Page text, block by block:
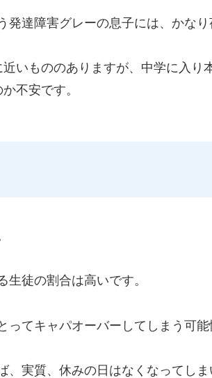
達障害グレーの息子には、かなり
いもののありますが、中学に入り
不安です。
徒の割合は高いです。
てキャパオーバーしてしまう可能
実質、休みの日はなくなってしま